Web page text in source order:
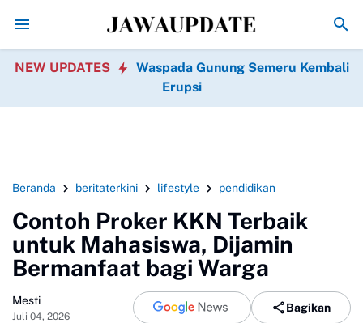
Kebakaran Gedung Bapenda DKI Jakarta di Gambir
NEW UPDATES
Waspada Gunung Semeru Kembali
Erupsi
Beranda beritaterkini lifestyle pendidikan
Contoh Proker KKN Terbaik
untuk Mahasiswa, Dijamin
Bermanfaat bagi Warga
Mesti
Juli 04, 2026
Bagikan